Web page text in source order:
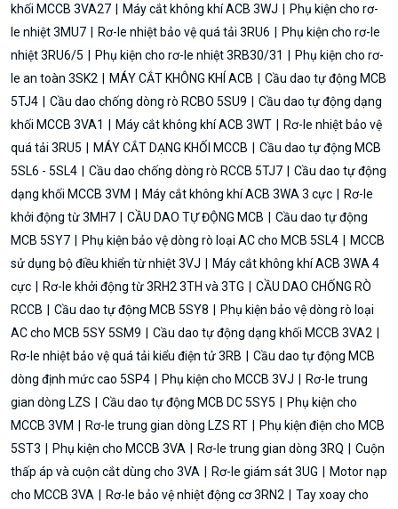
khối MCCB 3VA27
Máy cắt không khí ACB 3WJ
Phụ kiện cho rơ-
le nhiệt 3MU7
Rơ-le nhiệt bảo vệ quá tải 3RU6
Phụ kiện cho rơ-le
nhiệt 3RU6/5
Phụ kiện cho rơ-le nhiệt 3RB30/31
Phụ kiện cho rơ-
le an toàn 3SK2
MÁY CẮT KHÔNG KHÍ ACB
Cầu dao tự động MCB
5TJ4
Cầu dao chống dòng rò RCBO 5SU9
Cầu dao tự động dạng
khối MCCB 3VA1
Máy cắt không khí ACB 3WT
Rơ-le nhiệt bảo vệ
quá tải 3RU5
MÁY CẮT DẠNG KHỐI MCCB
Cầu dao tự động MCB
5SL6 - 5SL4
Cầu dao chống dòng rò RCCB 5TJ7
Cầu dao tự động
dạng khối MCCB 3VM
Máy cắt không khí ACB 3WA 3 cực
Rơ-le
khởi động từ 3MH7
CẦU DAO TỰ ĐỘNG MCB
Cầu dao tự động
MCB 5SY7
Phụ kiện bảo vệ dòng rò loại AC cho MCB 5SL4
MCCB
sử dụng bộ điều khiển từ nhiệt 3VJ
Máy cắt không khí ACB 3WA 4
cực
Rơ-le khởi động từ 3RH2 3TH và 3TG
CẦU DAO CHỐNG RÒ
RCCB
Cầu dao tự động MCB 5SY8
Phụ kiện bảo vệ dòng rò loại
AC cho MCB 5SY 5SM9
Cầu dao tự động dạng khối MCCB 3VA2
Rơ-le nhiệt bảo vệ quá tải kiểu điện tử 3RB
Cầu dao tự động MCB
dòng định mức cao 5SP4
Phụ kiện cho MCCB 3VJ
Rơ-le trung
gian dòng LZS
Cầu dao tự động MCB DC 5SY5
Phụ kiện cho
MCCB 3VM
Rơ-le trung gian dòng LZS RT
Phụ kiện điện cho MCB
5ST3
Phụ kiện cho MCCB 3VA Rơ-le trung gian dòng 3RQ
Cuộn
thấp áp và cuộn cắt dùng cho 3VA
Rơ-le giám sát 3UG
Motor nạp
cho MCCB 3VA
Rơ-le bảo vệ nhiệt động cơ 3RN2
Tay xoay cho